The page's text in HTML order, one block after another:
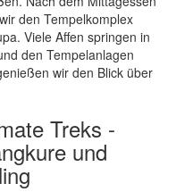
den Tempelkomplex
Viele Affen springen in
den Tempelanlagen
wir den Blick über
Treks -
und